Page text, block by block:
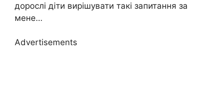
дорослі діти вирішувати такі запитання за
мене…
Advertisements